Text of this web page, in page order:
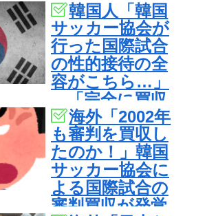
韓国人「韓国
サッカー協会が
行った国際試合
の性的接待の全
容がこちら…」
→「完全に買収
してる…（ﾌﾞﾙﾌﾞ
ﾙ」＝韓国の反応
海外「2002年
も審判を買収し
たのか！」韓国
サッカー協会に
よる国際試合の
審判買収が発覚